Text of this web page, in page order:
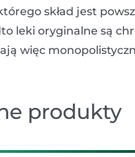
skład jest
leki oryginalne są
więc
produkty